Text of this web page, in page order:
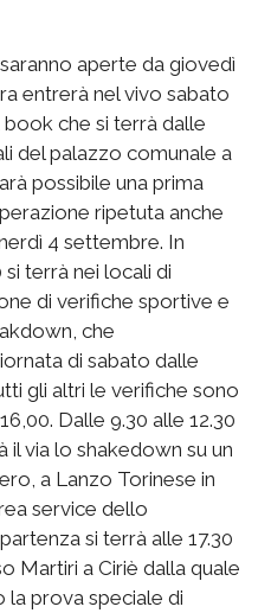
aperte da giovedì
entrerà nel vivo sabato
che si terrà dalle
del palazzo comunale a
possibile una prima
ripetuta anche
4 settembre. In
terrà nei locali di
di verifiche sportive e
che
di sabato dalle
gli altri le verifiche sono
Dalle 9.30 alle 12.30
il via lo shakedown su un
a Lanzo Torinese in
service dello
si terrà alle 17.30
Martiri a Ciriè dalla quale
la prova speciale di